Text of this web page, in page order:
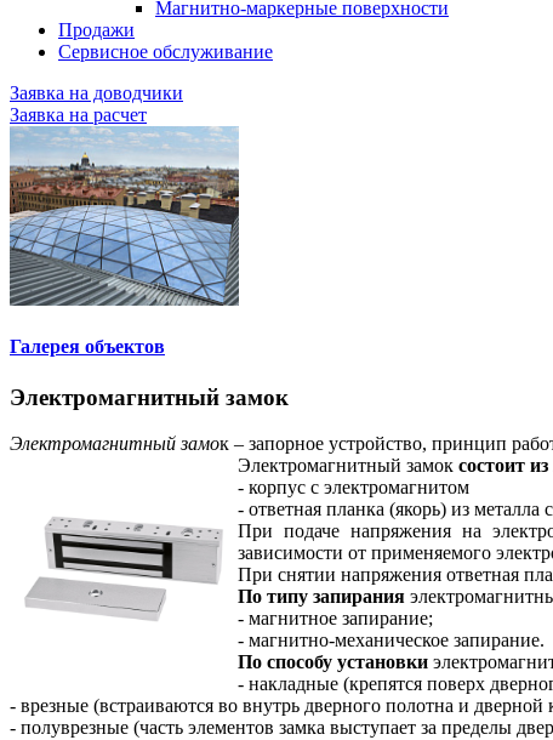
Магнитно-маркерные поверхности
Продажи
Сервисное обслуживание
Заявка на доводчики
Заявка на расчет
Галерея объектов
Электромагнитный замок
Электромагнитный замок – запорное устройство, принцип
Электромагнитный замок состоит
- корпус с электромагнитом
- ответная планка (якорь) из
При подаче напряжения на
зависимости от применяемого
При снятии напряжения ответная
По типу запирания
- магнитное запирание;
- магнитно-механическое запирание.
По способу установки
- накладные (крепятся поверх
- врезные (встраиваются во внутрь дверного полотна и дверной
- полуврезные (часть элементов замка выступает за пределы